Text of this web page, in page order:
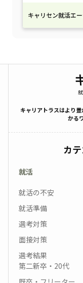
キャリセン就活エ
キャリアトラスはより
かる
カ
就活
就活の不安
就活準備
選考対策
面接対策
選考結果
第二新卒・20代